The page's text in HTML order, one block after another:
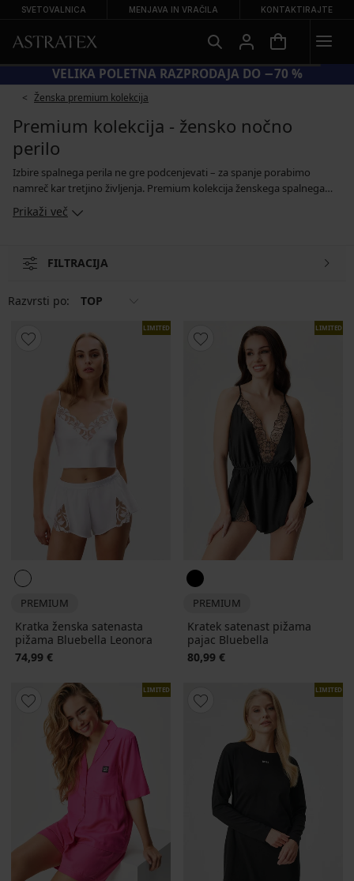
SVETOVALNICA MENJAVA IN VRAČILA KONTAKTIRAJTE
KODA BRA20 = MODRČKI −20 %
Ženska premium kolekcija
Premium kolekcija - žensko nočno
perilo
Izbire spalnega perila ne gre podcenjevati – za spanje porabimo
namreč kar tretjino življenja. Premium kolekcija ženskega spalnega
perila predstavlja izdelke svetovno znanih blagovnih znamk, pri
katerih vse izdelke, kljub različnemu dizajnu, povezujejo premišljeni
ga nič ne zmoti.
Prikaži več
FILTRACIJA
Razvrsti po: TOP
LIMITED
PREMIUM
Kratka ženska satenasta
pižama Bluebella Leonora
74,99 €
LIMITED
PREMIUM
Kratek satenast pižama
pajac Bluebella
80,99 €
LIMITED LIMITED